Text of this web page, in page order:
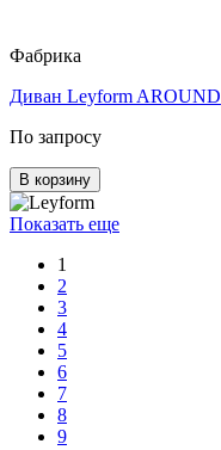
Фабрика
Диван Leyform AROUND
По запросу
В корзину
Показать еще
1
2
3
4
5
6
7
8
9